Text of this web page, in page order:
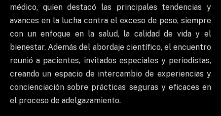
médico, quien destacó las principales tendencias y
avances en la lucha contra el exceso de peso, siempre
con un enfoque en la salud, la calidad de vida y el
bienestar. Además del abordaje científico, el encuentro
reunió a pacientes, invitados especiales y periodistas,
creando un espacio de intercambio de experiencias y
concienciación sobre prácticas seguras y eficaces en
el proceso de adelgazamiento.